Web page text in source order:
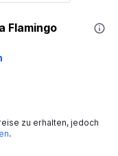
Flamingo
zu erhalten, jedoch
.